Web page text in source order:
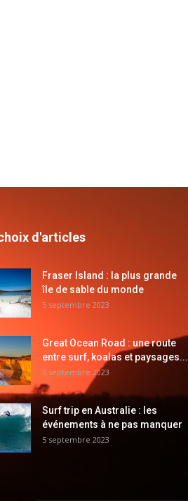
d'articles
Fraser Island : la plus grande
île de sable du monde
5 septembre 2023
Great Ocean Road : une route
entre surf, koalas et paysages...
5 septembre 2023
Surf trip en Australie : les
événements à ne pas manquer
5 septembre 2023